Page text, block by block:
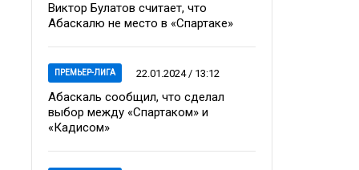
Виктор Булатов считает, что
Абаскалю не место в «Спартаке»
ПРЕМЬЕР-ЛИГА 22.01.2024 / 13:12
Абаскаль сообщил, что сделал
выбор между «Спартаком» и
«Кадисом»